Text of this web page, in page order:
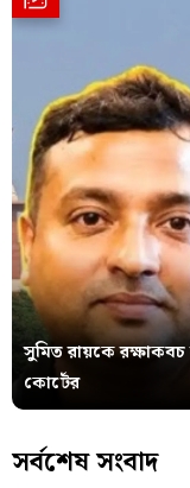
সুমিত রায়কে রক্ষাকবচ
কোর্টের
সর্বশেষ সংবাদ